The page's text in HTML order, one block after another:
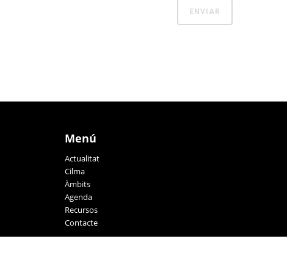
Menú
Actualitat
Cilma
Àmbits
Agenda
Recursos
Contacte